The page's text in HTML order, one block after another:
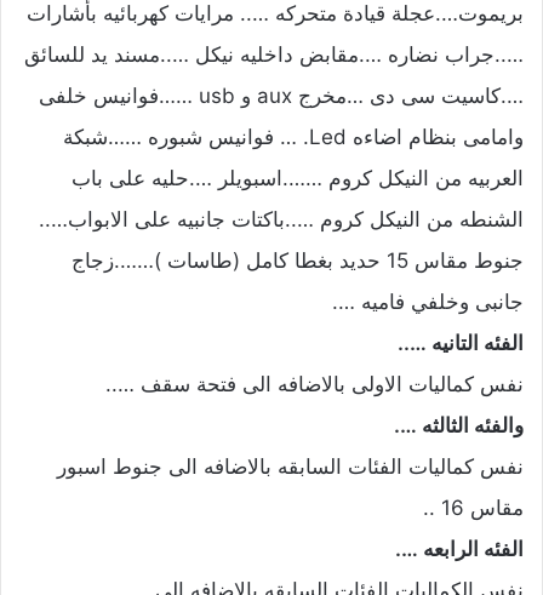
بريموت….عجلة قيادة متحركه ….. مرايات كهربائيه بأشارات
…..جراب نضاره ….مقابض داخليه نيكل …..مسند يد للسائق
….كاسيت سى دى …مخرج aux و usb ……فوانيس خلفى
وامامى بنظام اضاءه Led. … فوانيس شبوره ……شبكة
العربيه من النيكل كروم …….اسبويلر ….حليه على باب
الشنطه من النيكل كروم …..باكتات جانبيه على الابواب…..
جنوط مقاس 15 حديد بغطا كامل (طاسات )…….زجاج
جانبى وخلفي فاميه ….
الفئه التانيه …..
نفس كماليات الاولى بالاضافه الى فتحة سقف …..
والفئه الثالثه ….
نفس كماليات الفئات السابقه بالاضافه الى جنوط اسبور
مقاس 16 ..
الفئه الرابعه ….